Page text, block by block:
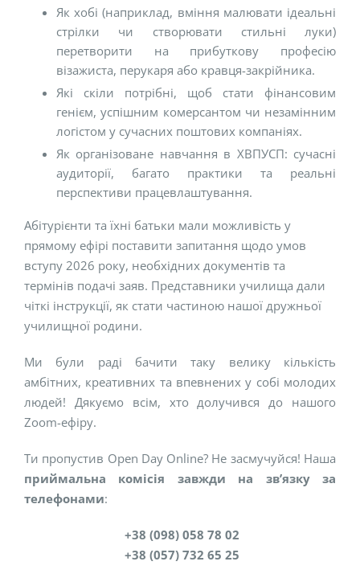
Як хобі (наприклад, вміння малювати ідеальні
стрілки чи створювати стильні луки)
перетворити на прибуткову професію
візажиста, перукаря або кравця-закрійника.
Які скіли потрібні, щоб стати фінансовим
генієм, успішним комерсантом чи незамінним
логістом у сучасних поштових компаніях.
Як організоване навчання в ХВПУСП: сучасні
аудиторії, багато практики та реальні
перспективи працевлаштування.
Абітурієнти та їхні батьки мали можливість у
прямому ефірі поставити запитання щодо умов
вступу 2026 року, необхідних документів та
термінів подачі заяв. Представники училища дали
чіткі інструкції, як стати частиною нашої дружньої
училищної родини.
Ми були раді бачити таку велику кількість
амбітних, креативних та впевнених у собі молодих
людей! Дякуємо всім, хто долучився до нашого
Zoom-ефіру.
Ти пропустив Open Day Online? Не засмучуйся! Наша
приймальна комісія завжди на зв’язку за
телефонами:
+38 (098) 058 78 02
+38 (057) 732 65 25